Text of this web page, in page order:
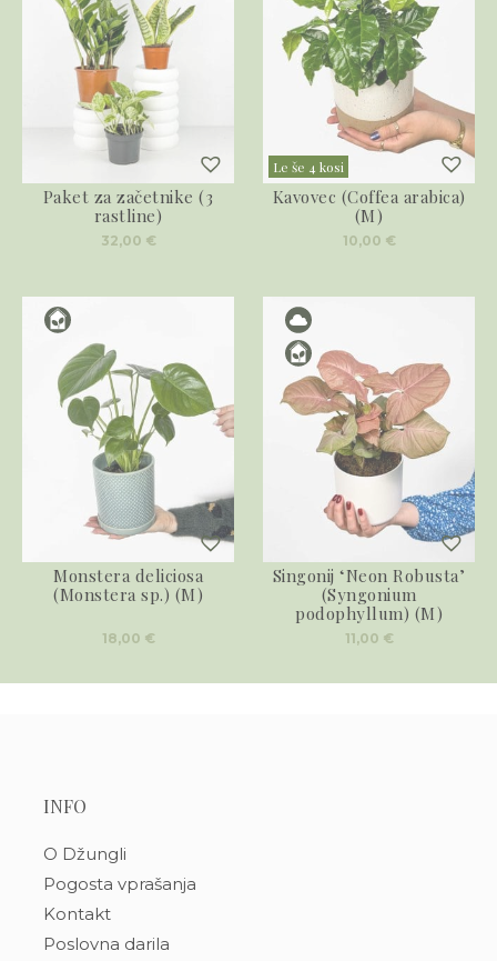
Paket za začetnike (3
rastline)
32,00 €
Le še 4 kosi
Kavovec (Coffea arabica)
(M)
10,00 €
Monstera deliciosa
(Monstera sp.) (M)
18,00 €
Singonij ‘Neon Robusta’
(Syngonium
podophyllum) (M)
11,00 €
INFO
O Džungli
Pogosta vprašanja
Kontakt
Poslovna darila